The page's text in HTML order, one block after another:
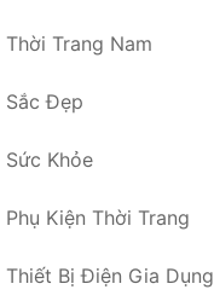
Thời Trang Nam
Sắc Đẹp
Sức Khỏe
Phụ Kiện Thời Trang
Thiết Bị Điện Gia Dụng